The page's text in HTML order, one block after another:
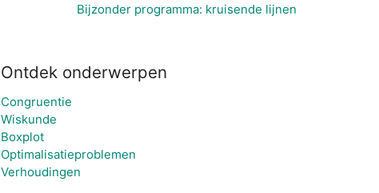
Bijzonder programma: kruisende lijnen
Ontdek onderwerpen
Congruentie
Wiskunde
Boxplot
Optimalisatieproblemen
Verhoudingen